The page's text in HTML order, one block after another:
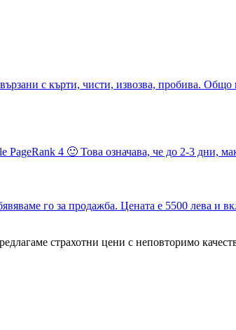
с кърти, чисти, извозва, пробива.
PageRank 4 🙂 Това означава, че до 2-3 дни,
го за продажба. Цената е 5500 лева
страхотни цени с неповторимо